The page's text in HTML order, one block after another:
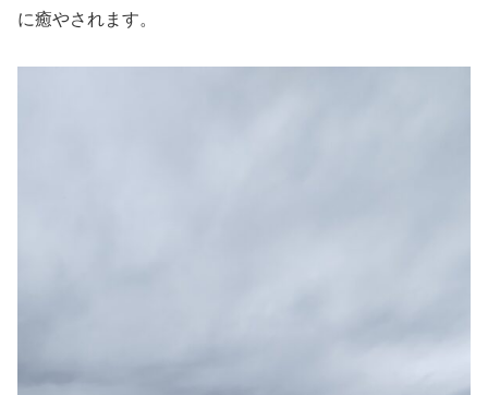
に癒やされます。